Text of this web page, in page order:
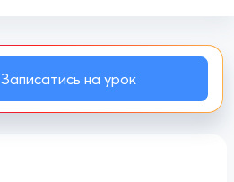
Записатись на урок